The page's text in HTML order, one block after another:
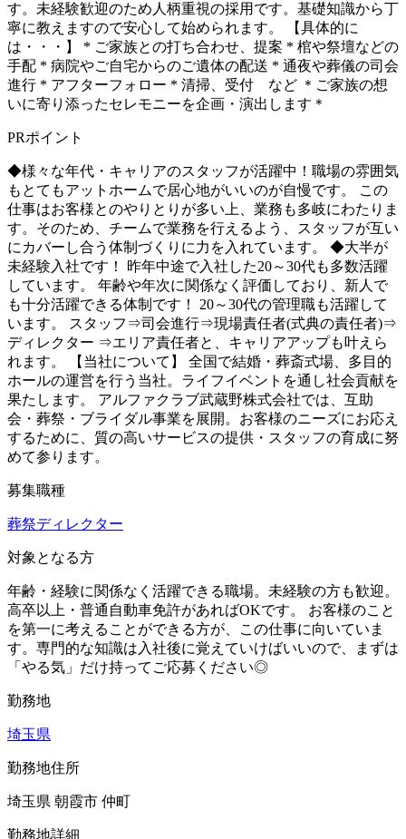
す。未経験歓迎のため人柄重視の採用です。基礎知識から丁
寧に教えますので安心して始められます。 【具体的に
は・・・】 * ご家族との打ち合わせ、提案 * 棺や祭壇などの
手配 * 病院やご自宅からのご遺体の配送 * 通夜や葬儀の司会
進行 * アフターフォロー * 清掃、受付 など ＊ご家族の想
いに寄り添ったセレモニーを企画・演出します＊
PRポイント
◆様々な年代・キャリアのスタッフが活躍中！職場の雰囲気
もとてもアットホームで居心地がいいのが自慢です。 この
仕事はお客様とのやりとりが多い上、業務も多岐にわたりま
す。そのため、チームで業務を行えるよう、スタッフが互い
にカバーし合う体制づくりに力を入れています。 ◆大半が
未経験入社です！ 昨年中途で入社した20～30代も多数活躍
しています。 年齢や年次に関係なく評価しており、新人で
も十分活躍できる体制です！ 20～30代の管理職も活躍して
います。 スタッフ⇒司会進行⇒現場責任者(式典の責任者)⇒
ディレクター ⇒エリア責任者と、キャリアアップも叶えら
れます。 【当社について】 全国で結婚・葬斎式場、多目的
ホールの運営を行う当社。ライフイベントを通し社会貢献を
果たします。 アルファクラブ武蔵野株式会社では、互助
会・葬祭・ブライダル事業を展開。お客様のニーズにお応え
するために、質の高いサービスの提供・スタッフの育成に努
めて参ります。
募集職種
葬祭ディレクター
対象となる方
年齢・経験に関係なく活躍できる職場。未経験の方も歓迎。
高卒以上・普通自動車免許があればOKです。 お客様のこと
を第一に考えることができる方が、この仕事に向いていま
す。専門的な知識は入社後に覚えていけばいいので、まずは
「やる気」だけ持ってご応募ください◎
勤務地
埼玉県
勤務地住所
埼玉県 朝霞市 仲町
勤務地詳細